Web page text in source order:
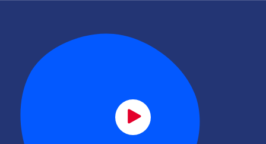
CAT_lancement_FR.mp4